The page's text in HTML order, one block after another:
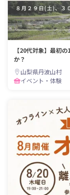
【20代対象】最初
か？
山梨県丹波山村
イベント・体験